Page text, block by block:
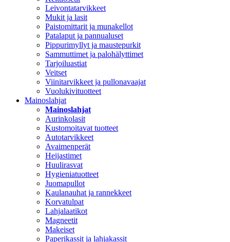
Leivontatarvikkeet
Mukit ja lasit
Paistomittarit ja munakellot
Patalaput ja pannualuset
Pippurimyllyt ja maustepurkit
Sammuttimet ja palohälyttimet
Tarjoiluastiat
Veitset
Viinitarvikkeet ja pullonavaajat
Vuolukivituotteet
Mainoslahjat
Mainoslahjat
Aurinkolasit
Kustomoitavat tuotteet
Autotarvikkeet
Avaimenperät
Heijastimet
Huulirasvat
Hygieniatuotteet
Juomapullot
Kaulanauhat ja rannekkeet
Korvatulpat
Lahjalaatikot
Magneetit
Makeiset
Paperikassit ja lahjakassit